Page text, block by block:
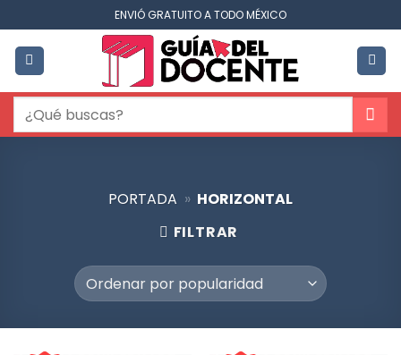
al
contenido
ENVIÓ GRATUITO A TODO MÉXICO
Buscar
por:
PORTADA » HORIZONTAL
FILTRAR